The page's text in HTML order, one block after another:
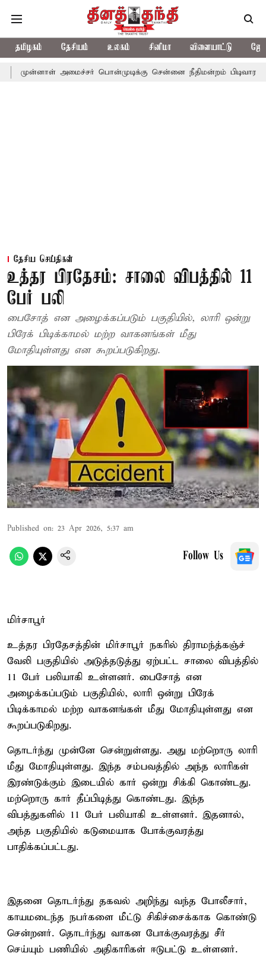
தமிழகம் தேசியம் உலகம் சினிமா விளையாட்டு
அமைச்சர் பொன்முடிக்கு சென்னை நீதிமன்றம் பிடிவாராண்ட்
தேசிய செய்திகள்
உத்தர பிரதேசம்: சாலை விபத்தில் 11
பேர் பலி
பைசோத் என அழைக்கப்படும் பகுதியில், லாரி ஒன்று
பிரேக் பிடிக்காமல் மற்ற வாகனங்கள் மீது
மோதியுள்ளது என கூறப்படுகிறது.
Published on: 23 Apr 2026, 5:37 am
Follow Us
மிர்சாபூர்
உத்தர பிரதேசத்தின் மிர்சாபூர் நகரில் திராமந்த்கஞ்ச்
வேலி பகுதியில் அடுத்தடுத்து ஏற்பட்ட சாலை விபத்தில்
11 பேர் பலியாகி உள்ளனர். பைசோத் என
அழைக்கப்படும் பகுதியில், லாரி ஒன்று பிரேக்
பிடிக்காமல் மற்ற வாகனங்கள் மீது மோதியுள்ளது என
கூறப்படுகிறது.
தொடர்ந்து முன்னே சென்றுள்ளது. அது மற்றொரு லாரி
மீது மோதியுள்ளது. இந்த சம்பவத்தில் அந்த லாரிகள்
இரண்டுக்கும் இடையில் கார் ஒன்று சிக்கி கொண்டது.
மற்றொரு கார் தீப்பிடித்து கொண்டது. இந்த
விபத்துகளில் 11 பேர் பலியாகி உள்ளனர். இதனால்,
அந்த பகுதியில் கடுமையாக போக்குவரத்து
பாதிக்கப்பட்டது.
இதனை தொடர்ந்து தகவல் அறிந்து வந்த போலீசார்,
காயமடைந்த நபர்களை மீட்டு சிகிச்சைக்காக கொண்டு
சென்றனர். தொடர்ந்து வாகன போக்குவரத்து சீர்
செய்யும் பணியில் அதிகாரிகள் ஈடுபட்டு உள்ளனர்.